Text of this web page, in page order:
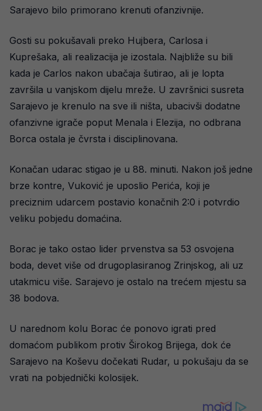
Sarajevo bilo primorano krenuti ofanzivnije.
Gosti su pokušavali preko Hujbera, Carlosa i
Kuprešaka, ali realizacija je izostala. Najbliže su bili
kada je Carlos nakon ubačaja šutirao, ali je lopta
završila u vanjskom dijelu mreže. U završnici susreta
Sarajevo je krenulo na sve ili ništa, ubacivši dodatne
ofanzivne igrače poput Menala i Elezija, no odbrana
Borca ostala je čvrsta i disciplinovana.
Konačan udarac stigao je u 88. minuti. Nakon još jedne
brze kontre, Vuković je uposlio Perića, koji je
preciznim udarcem postavio konačnih 2:0 i potvrdio
veliku pobjedu domaćina.
Borac je tako ostao lider prvenstva sa 53 osvojena
boda, devet više od drugoplasiranog Zrinjskog, ali uz
utakmicu više. Sarajevo je ostalo na trećem mjestu sa
38 bodova.
U narednom kolu Borac će ponovo igrati pred
domaćom publikom protiv Širokog Brijega, dok će
Sarajevo na Koševu dočekati Rudar, u pokušaju da se
vrati na pobjednički kolosijek.